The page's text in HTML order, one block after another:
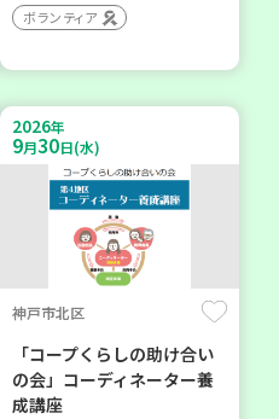
ボランティア
2026年
9月30日(水)
神戸市北区
「コープくらしの助け合い
の会」コーディネーター養
成講座